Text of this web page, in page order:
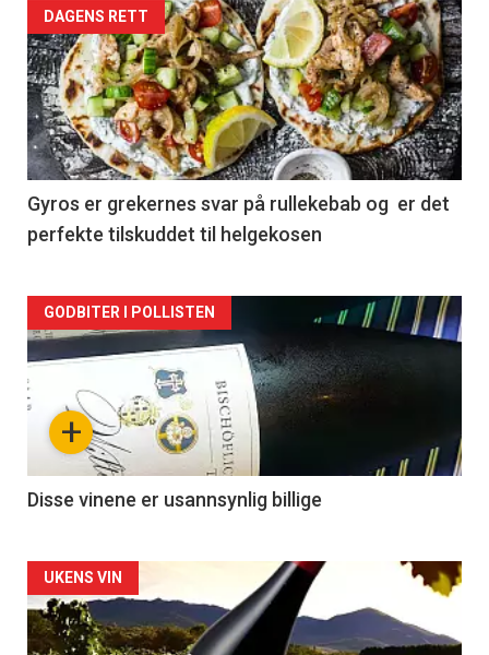
Forsiden
akkurat
nå
-
2
DAGENS RETT
Gyros er grekernes svar på rullekebab og er det
perfekte tilskuddet til helgekosen
Forsiden
akkurat
nå
3
+
GODBITER I POLLISTEN
Disse vinene er usannsynlig billige
Forsiden
akkurat
UKENS VIN